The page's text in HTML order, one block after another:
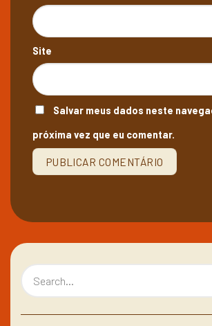
Site
Salvar meus dados neste
próxima vez que eu comentar.